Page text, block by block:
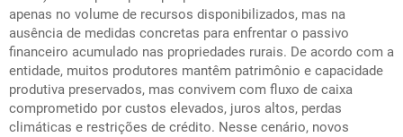
apenas no volume de recursos disponibilizados, mas na
ausência de medidas concretas para enfrentar o passivo
financeiro acumulado nas propriedades rurais. De acordo com a
entidade, muitos produtores mantêm patrimônio e capacidade
produtiva preservados, mas convivem com fluxo de caixa
comprometido por custos elevados, juros altos, perdas
climáticas e restrições de crédito. Nesse cenário, novos